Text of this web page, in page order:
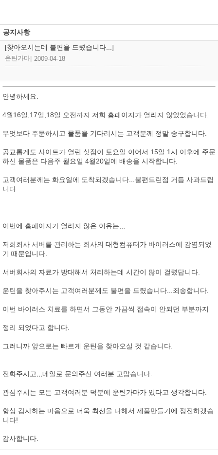
공지사항
[찾아오시는데 불편을 드렸습니다...]
운틴가마 2009-04-18
안녕하세요.
4월16일,17일,18일 오전까지 저희 홈페이지가 열리지 않았었습니다.
무엇보다 주문하시고 물품을 기다리시는 고객분께 정말 송구합니다.
공교롭게도 사이트가 열린 싯점이 토요일 이어서 15일 1시 이후에 주문
하신 물품은 다음주 월요일 4월20일에 배송을 시작합니다.
고객여러분께는 화요일에 도착되겠습니다...불편드린점 거듭 사과드립
니다.
이번에 홈페이지가 열리지 않은 이유는,,,
저희회사 서버를 관리하는 회사의 대형컴퓨터가 바이러스에 감염되었
기 때문입니다.
서버회사의 자료가 방대해서 처리하는데 시간이 많이 걸렸답니다.
운틴을 찾아주시는 고객여러분께도 불편을 드렸습니다...죄송합니다.
이번 바이러스 치료를 하면서 그동안 가끔씩 접속이 안되던 부분까지
정리 되었다고 합니다.
그러니까 앞으로는 빠르게 운틴을 찾아오실 것 같습니다.
전화주시고,,,메일로 문의주신 여러분 고맙습니다.
관심주시는 모든 고객여러분 덕분에 운틴가마가 있다고 생각합니다.
항상 감사하는 마음으로 더욱 최선을 다해서 제품만들기에 정진하겠습
니다!
감사합니다.